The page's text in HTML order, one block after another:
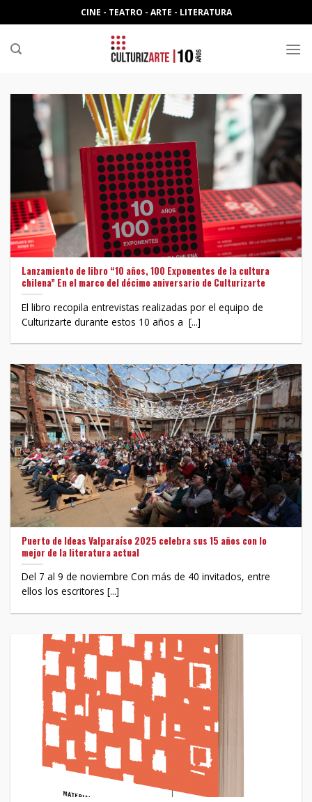
to
content
CINE - TEATRO - ARTE - LITERATURA
Lanzamiento de libro “10 años, 100 Exponentes de la cultura
chilena” En el marco del décimo aniversario de Culturizarte
El libro recopila entrevistas realizadas por el equipo de
Culturizarte durante estos 10 años a [...]
Puerto de Ideas Valparaíso 2025 celebra sus 15 años con lo
mejor de la literatura actual
Del 7 al 9 de noviembre Con más de 40 invitados, entre
ellos los escritores [...]